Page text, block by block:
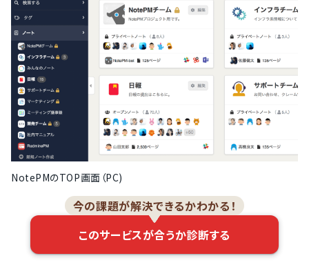
NotePMのTOP画面（PC)
今の課題が解決できるかわかる！
このサービスが合うか診断する